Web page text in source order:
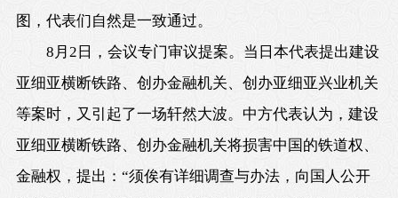
图，代表们自然是一致通过。
8月2日 ，会议专门审议提案。当日本代表提出建设
亚细亚横断铁路、创办金融机关、创办亚细亚兴业机关
等案时，又引起了一场轩然大波。中方代表认为，建设
亚细亚横断铁路、创办金融机关将损害中国的铁道权、
金融权，提出：“须俟有详细调查与办法，向国人公开